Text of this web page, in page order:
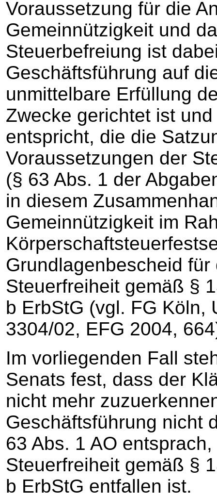
Voraussetzung für die
Gemeinnützigkeit und
Steuerbefreiung ist
Geschäftsführung auf
unmittelbare Erfüllung
Zwecke gerichtet ist
entspricht, die die
Voraussetzungen der
(§ 63 Abs. 1 der
in diesem
Gemeinnützigkeit im
Grundlagenbescheid
Steuerfreiheit gemäß §
b ErbStG (vgl. FG Köln,
3304/02, EFG 2004,
Im vorliegenden Fall
Senats fest, dass der
nicht mehr
Geschäftsführung nicht
63 Abs. 1 AO
Steuerfreiheit gemäß §
b ErbStG entfallen ist.